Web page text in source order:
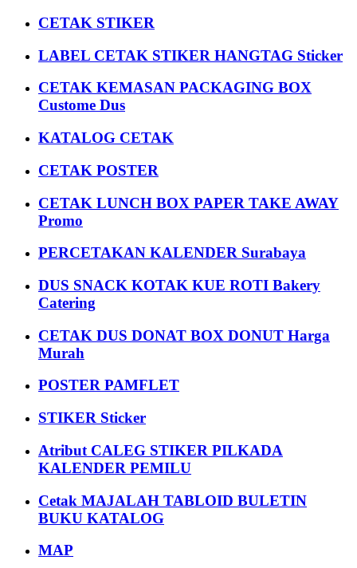
CETAK STIKER
LABEL CETAK STIKER HANGTAG Sticker
CETAK KEMASAN PACKAGING BOX
Custome Dus
KATALOG CETAK
CETAK POSTER
CETAK LUNCH BOX PAPER TAKE AWAY
Promo
PERCETAKAN KALENDER Surabaya
DUS SNACK KOTAK KUE ROTI Bakery
Catering
CETAK DUS DONAT BOX DONUT Harga
Murah
POSTER PAMFLET
STIKER Sticker
Atribut CALEG STIKER PILKADA
KALENDER PEMILU
Cetak MAJALAH TABLOID BULETIN
BUKU KATALOG
MAP